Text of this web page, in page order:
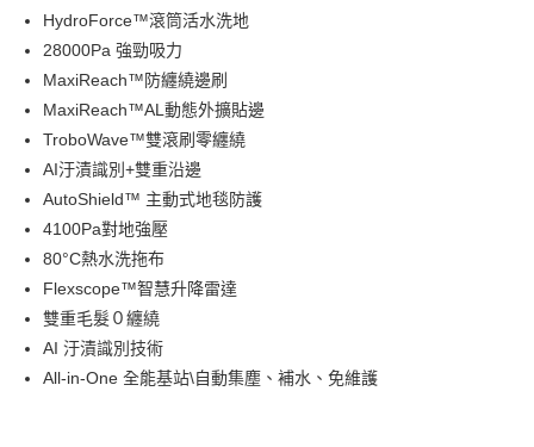
匯豐（台灣）商業銀行
聯邦商業銀行
元大商業銀行
玉山商業銀行
台灣樂天信用卡公司
國泰世華商業銀行
匯豐（台灣）商業銀行
聯邦商業銀行
元大商業銀行
玉山商業銀行
台新國際商業銀行
Apple Pay
街口支付
Google Pay
ATM付款
運送方式
宅配
每筆NT$100，滿NT$999(含以上)免運費
HydroForce™滾筒活水洗地
28000Pa 強勁吸力
MaxiReach™防纏繞邊刷
MaxiReach™AL動態外擴貼邊
TroboWave™雙滾刷零纏繞
AI汙漬識別+雙重沿邊
AutoShield™ 主動式地毯防護
4100Pa對地強壓
80°C熱水洗拖布
Flexscope™智慧升降雷達
雙重毛髮０纏繞
AI 汙漬識別技術
All-in-One 全能基站\自動集塵、補水、免維護